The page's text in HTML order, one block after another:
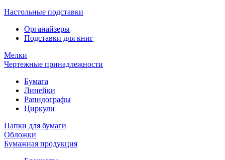
Настольные подставки
Органайзеры
Подставки для книг
Мелки
Чертежные принадлежности
Бумага
Линейки
Рапидографы
Циркули
Папки для бумаги
Обложки
Бумажная продукция